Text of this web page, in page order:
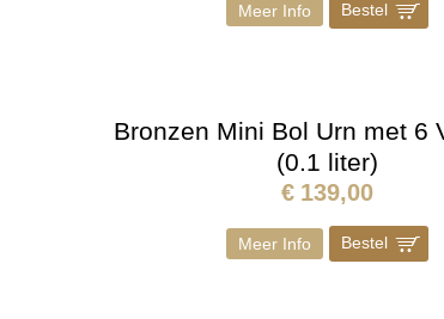
Meer Info Bestel ]
Bronzen Mini Bol Urn met 6
(0.1 liter)
€ 139,00
Meer Info Bestel ]